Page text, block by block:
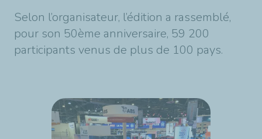
Selon l’organisateur, l’édition a rassemblé,
pour son 50ème anniversaire, 59 200
participants venus de plus de 100 pays.